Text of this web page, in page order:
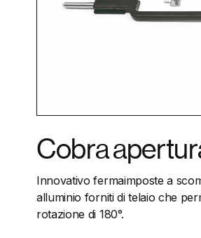
Cobra
Innovativo fermaimposte a
alluminio forniti di telaio che
rotazione di 180°.